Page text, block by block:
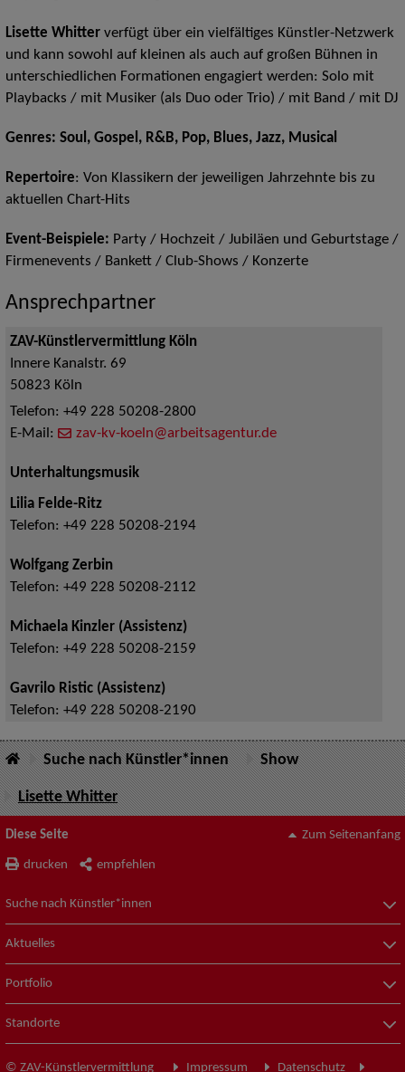
Lisette Whitterverfügt über ein vielfältiges Künstler-Netzwerk
und kann sowohl auf kleinen als auch auf großen Bühnen in
unterschiedlichen Formationen engagiert werden: Solo mit
Playbacks / mit Musiker (als Duo oder Trio) / mit Band / mit DJ
Genres: Soul, Gospel, R&B, Pop, Blues, Jazz, Musical
Repertoire: Von Klassikern der jeweiligen Jahrzehnte bis zu
aktuellen Chart-Hits
Event-Beispiele: Party / Hochzeit / Jubiläen und Geburtstage /
Firmenevents / Bankett / Club-Shows / Konzerte
Ansprechpartner
ZAV-Künstlervermittlung Köln
Innere Kanalstr. 69
50823 Köln
Telefon: +49 228 50208-2800
E-Mail:
zav-kv-koeln@arbeitsagentur.de
Unterhaltungsmusik
Lilia Felde-Ritz
Telefon: +49 228 50208-2194
Wolfgang Zerbin
Telefon: +49 228 50208-2112
Michaela Kinzler (Assistenz)
Telefon: +49 228 50208-2159
Gavrilo Ristic (Assistenz)
Telefon: +49 228 50208-2190
Suche nach Künstler*innen Show
Lisette Whitter
Diese Seite
drucken empfehlen
Zum Seitenanfang
Suche nach Künstler*innen
Aktuelles
Portfolio
Standorte
© ZAV-Künstlervermittlung Impressum Datenschutz